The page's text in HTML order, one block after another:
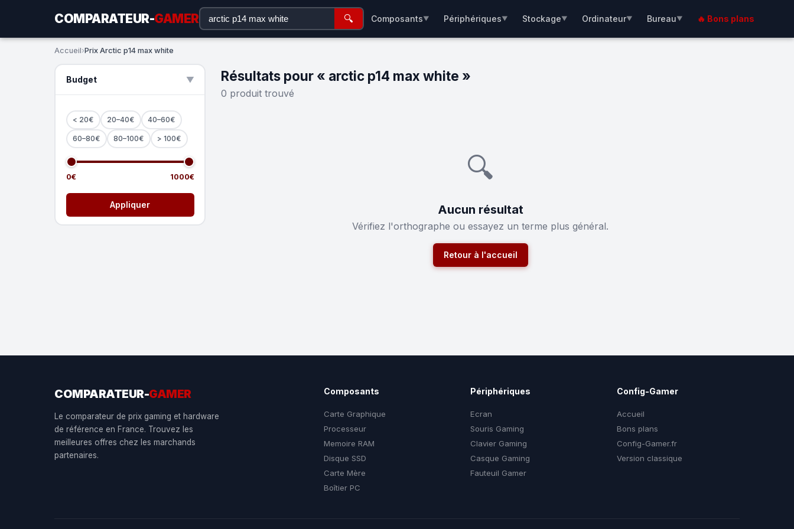
COMPARATEUR-GAMER 🔍 Composants▼ Périphériques▼ Stockage▼ Ordinateur▼ Bureau▼ 🔥 Bons plans
Accueil›Prix Arctic p14 max white
Budget ▲
< 20€ 20–40€ 40–60€
60–80€ 80–100€ > 100€
0€ 1000€
Appliquer
Résultats pour « arctic p14 max white »
0 produit trouvé
🔍
Aucun résultat
Vérifiez l'orthographe ou essayez un terme plus général.
Retour à l'accueil
COMPARATEUR-GAMER
Le comparateur de prix gaming et hardware
de référence en France. Trouvez les
meilleures offres chez les marchands
partenaires.
Composants
Carte Graphique
Processeur
Memoire RAM
Disque SSD
Carte Mère
Boîtier PC
Périphériques
Ecran
Souris Gaming
Clavier Gaming
Casque Gaming
Fauteuil Gamer
Config-Gamer
Accueil
Bons plans
Config-Gamer.fr
Version classique